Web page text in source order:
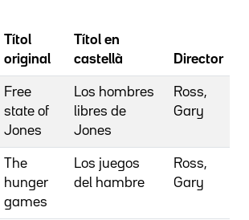
Títol
original
Títol en
castellà
Director
Free
state of
Jones
Los hombres
libres de
Jones
Ross,
Gary
The
hunger
games
Los juegos
del hambre
Ross,
Gary